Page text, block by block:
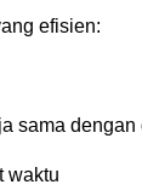
efisien:
sama dengan
waktu